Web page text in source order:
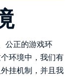
公正的游戏环
环境中，我们有
挂机制，并且我